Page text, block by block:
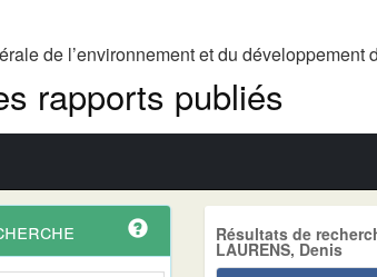
de l’environnement et du développement
rapports publiés
Résultats de
LAURENS, Denis